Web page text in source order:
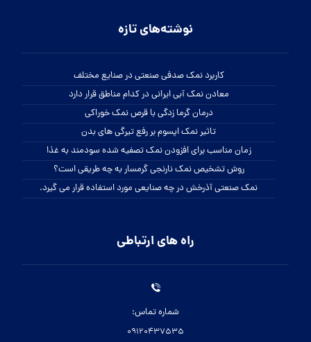
نوشته‌های تازه
کاربرد نمک صدفی صنعتی در صنایع مختلف
معادن نمک آبی ایرانی در کدام مناطق قرار دارد
درمان گرما زدگی با قرص نمک خوراکی
تاثیر نمک اپسوم بر رفع تیرگی های بدن
زمان مناسب برای افزودن نمک تصفیه شده سودمند به غذا
روش تشخیص نمک نارنجی گرمسار به چه طریقی است؟
نمک صنعتی آذرخش در چه صنایعی مورد استفاده قرار می گیرد.
راه های ارتباطی
شماره تماس:
09120437535